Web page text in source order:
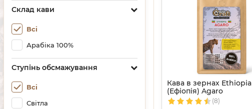
Склад кави
Всі
Арабіка 100%
Ступінь обсмажування
Всі
Світла
Кава в зернах Ethiopia
(Ефіопія) Agaro
(8)